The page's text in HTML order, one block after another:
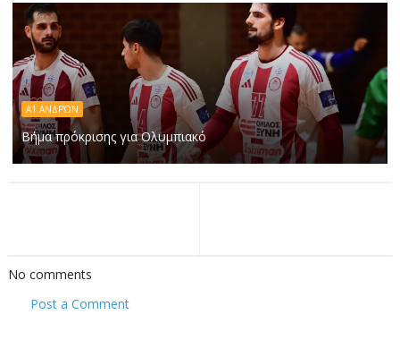
Α1 ΑΝΔΡΏΝ
Βήμα πρόκρισης για Ολυμπιακό
No comments
Post a Comment